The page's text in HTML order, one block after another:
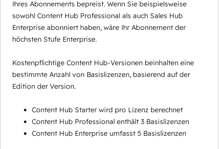
Ihres Abonnements bepreist. Wenn Sie beispielsweise
sowohl Content Hub Professional als auch Sales Hub
Enterprise abonniert haben, wäre Ihr Abonnement der
höchsten Stufe Enterprise.
Kostenpflichtige Content Hub-Versionen beinhalten eine
bestimmte Anzahl von Basislizenzen, basierend auf der
Edition der Version.
Content Hub Starter wird pro Lizenz berechnet
Content Hub Professional enthält 3 Basislizenzen
Content Hub Enterprise umfasst 5 Basislizenzen